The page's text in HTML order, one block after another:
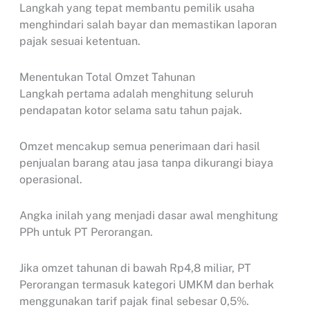
Langkah yang tepat membantu pemilik usaha
menghindari salah bayar dan memastikan laporan
pajak sesuai ketentuan.
Menentukan Total Omzet Tahunan
Langkah pertama adalah menghitung seluruh
pendapatan kotor selama satu tahun pajak.
Omzet mencakup semua penerimaan dari hasil
penjualan barang atau jasa tanpa dikurangi biaya
operasional.
Angka inilah yang menjadi dasar awal menghitung
PPh untuk PT Perorangan.
Jika omzet tahunan di bawah Rp4,8 miliar, PT
Perorangan termasuk kategori UMKM dan berhak
menggunakan tarif pajak final sebesar 0,5%.